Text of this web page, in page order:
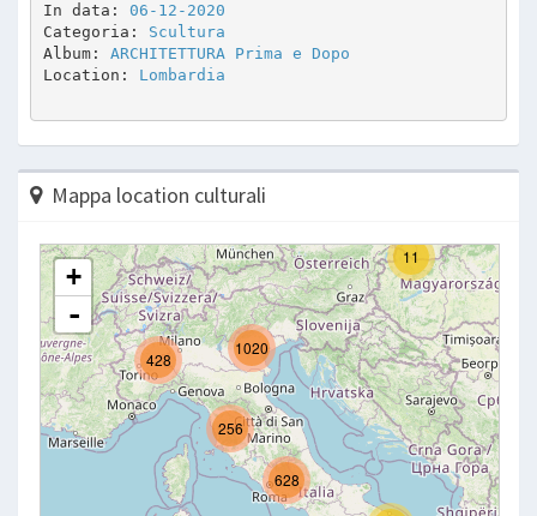
In data: 06-12-2020
Categoria: Scultura
Album: ARCHITETTURA Prima e Dopo
Location: Lombardia
Mappa location culturali